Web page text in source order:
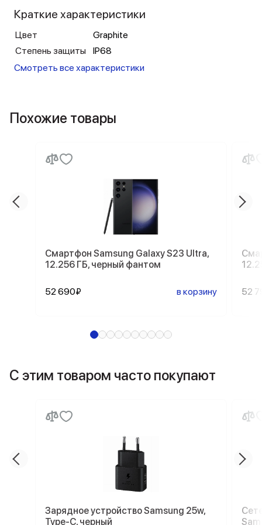
Краткие характеристики
Цвет
Graphite
Степень защиты
IP68
Смотреть все характеристики
Похожие товары
Смартфон Samsung Galaxy S23 Ultra,
12.256 ГБ, черный фантом
52 690₽ в корзину 52
С этим товаром часто покупают
Зарядное устройство Samsung 25w,
Type-C, черный